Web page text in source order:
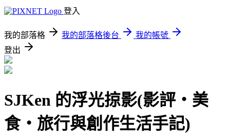
登入
我的部落格 我的部落格後台
我的帳號
登出
SJKen 的浮光掠影(影評‧美
食‧旅行與創作生活手記)